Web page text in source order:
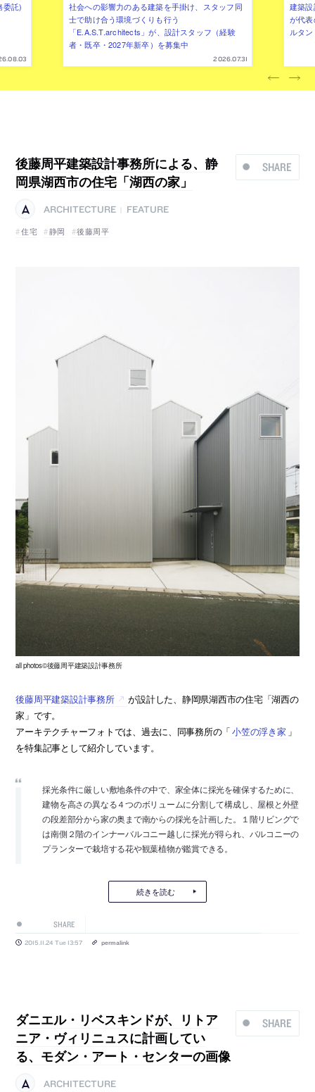
委託)
社会への影響力のある建築を手掛け、スタッフ同
士で助け合う環境づくりも行う
「E.A.S.T.architects」が、設計スタッフ（経験
者・既卒・2027年新卒）を募集中
2026.07.31
建築
が代
ルタ
SHARE
後藤周平建築設計事務所による、静
岡県湖西市の住宅「湖西の家」
ARCHITECTURE
FEATURE
住宅
静岡 後藤周平
all photos©後藤周平建築設計事務所
後藤周平建築設計事務所
が設計した、静岡県湖西市の住宅「湖西の
家」です。
アーキテクチャーフォトでは、過去に、同事務所の「小笠の浮き家 」
を特集記事として紹介しています。
採光条件に厳しい敷地条件の中で、家全体に採光を確保するために、
建物を高さの異なる４つのボリュームに分割して構成し、屋根と外壁
の段差部分から家の奥まで南からの採光を計画した。１階リビングで
は南側２階のインナーバルコニー越しに採光が得られ、バルコニーの
プランターで栽培する花や観葉植物が鑑賞できる。
続きを読む
SHARE
2015.11.24 Tue 13:57 permalink
SHARE
ダニエル・リベスキンドが、リトア
ニア・ヴィリニュスに計画してい
る、モダン・アート・センターの画像
ARCHITECTURE